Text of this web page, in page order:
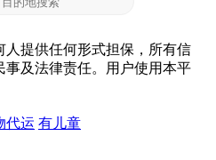
人提供任何形式担保，所有信
事及法律责任。用户使用本平
代运 有儿童